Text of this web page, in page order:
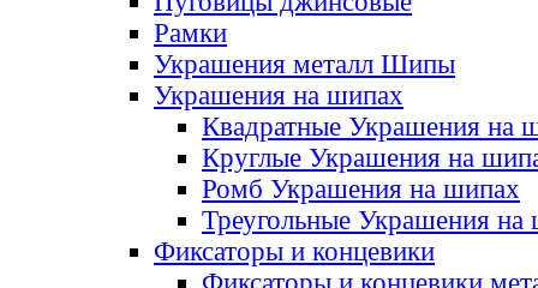
Рамки
Украшения металл Шипы
Украшения на шипах
Квадратные Украшения на
Круглые Украшения на
Ромб Украшения на шипах
Треугольные Украшения на
Фиксаторы и концевики